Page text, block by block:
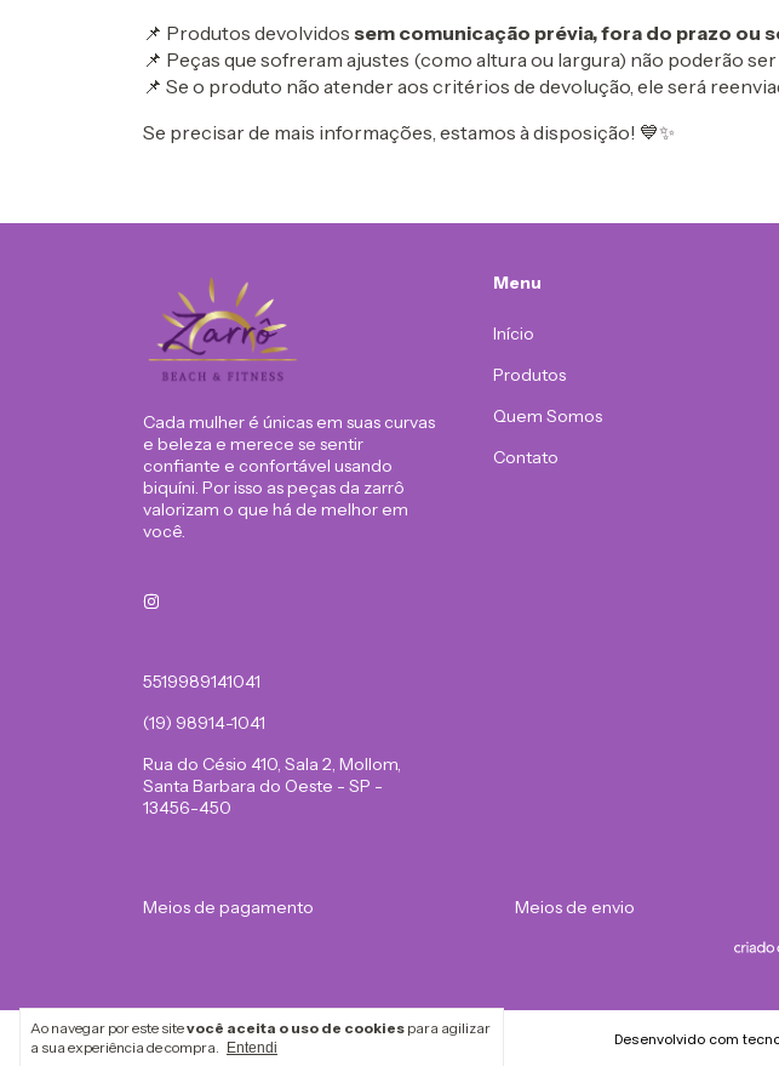
Ao navegar por este sitevocê aceita o uso de cookies para agilizar
a sua experiência de compra.
Entendi
📌 Produtos devolvidos sem comunicação prévia, fora do prazo ou
📌 Peças que sofreram ajustes (como altura ou largura) não poderão
📌 Se o produto não atender aos critérios de devolução, ele será
Se precisar de mais informações, estamos à disposição! 💙✨
Cada mulher é únicas em suas curvas
e beleza e merece se sentir
confiante e confortável usando
biquíni. Por isso as peças da zarrô
valorizam o que há de melhor em
você.
5519989141041
(19) 98914-1041
Rua do Césio 410, Sala 2, Mollom,
Santa Barbara do Oeste - SP -
13456-450
Menu
Início
Produtos
Quem Somos
Contato
Meios de pagamento Meios de envio
Desenvolvido com